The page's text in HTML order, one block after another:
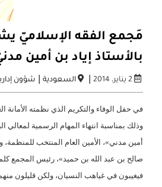
مَجمع الفقه الإسلاميّ
بالأستاذ إياد بن أمين
2 يناير، 2014 | السعودية| شؤون
وذلك بمناسبة انتهاء المهام الرسمية لمعالي
أمين مدني»، الأمين العام المنتخب
صالح بن عبد الله بن حميد»، رئيس المجمع
فيغيبون في غياهب النسيان، ولكن قليلون